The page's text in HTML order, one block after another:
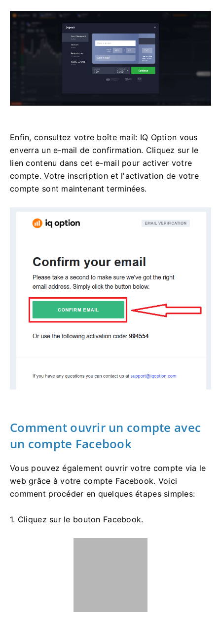
Enfin, consultez votre boîte mail: IQ Option vous
enverra un e-mail de confirmation. Cliquez sur le
lien contenu dans cet e-mail pour activer votre
compte. Votre inscription et l'activation de votre
compte sont maintenant terminées.
Comment ouvrir un compte avec
un compte Facebook
Vous pouvez également ouvrir votre compte via le
web grâce à votre compte Facebook. Voici
comment procéder en quelques étapes simples:
1. Cliquez sur le bouton Facebook.